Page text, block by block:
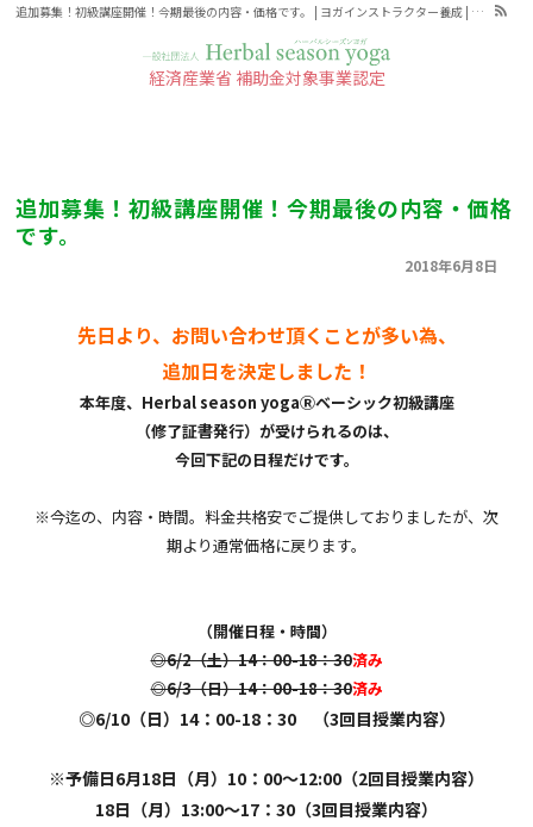
追加募集！初級講座開催！今期最後の内容・価格です。 | ヨガインストラクター養成 | ヨガ教室指導者育生講座
経済産業省 補助金対象事業認定
追加募集！初級講座開催！今期最後の内容・価格
です。
2018年6月8日
先日より、お問い合わせ頂くことが多い為、
追加日を決定しました！
本年度、Herbal season yogaⓇベーシック初級講座
（修了証書発行）が受けられるのは、
今回下記の日程だけです。
※今迄の、内容・時間。料金共格安でご提供しておりましたが、次
期より通常価格に戻ります。
（開催日程・時間）
◎6/2（土）14：00-18：30済み
◎6/3（日）14：00-18：30済み
◎6/10（日）14：00-18：30 （3回目授業内容）
※予備日6月18日（月）10：00～12:00 （2回目授業内容）
18日（月）13:00～17：30（3回目授業内容）
四季のヨガポーズ
所・スケジュール
受講タイプA
3日間で学ぶ
京都1Day リトリート資格取得
タブレット・スマホで自分の空いた
時間に学べる
ハーバルチェア（椅子）ヨガ講座
ヨモギハーブ蒸し・ハーバルテント
講習会
出張ヨガ教室（企業様・個人様）福